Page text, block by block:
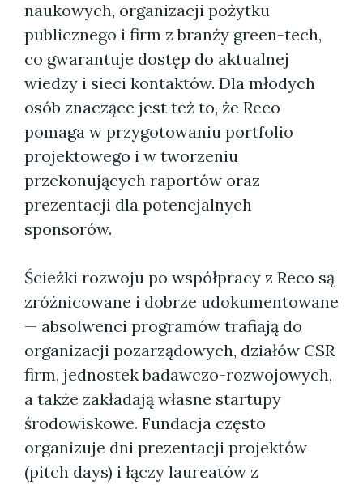
naukowych, organizacji pożytku
publicznego i firm z branży green-tech,
co gwarantuje dostęp do aktualnej
wiedzy i sieci kontaktów. Dla młodych
osób znaczące jest też to, że Reco
pomaga w przygotowaniu portfolio
projektowego i w tworzeniu
przekonujących raportów oraz
prezentacji dla potencjalnych
sponsorów.
Ścieżki rozwoju po współpracy z Reco są
zróżnicowane i dobrze udokumentowane
— absolwenci programów trafiają do
organizacji pozarządowych, działów CSR
firm, jednostek badawczo-rozwojowych,
a także zakładają własne startupy
środowiskowe. Fundacja często
organizuje dni prezentacji projektów
(pitch days) i łączy laureatów z